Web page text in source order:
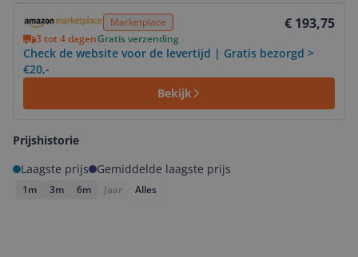
Marketplace € 193,75
3 tot 4 dagenGratis verzending
Check de website voor de levertijd | Gratis bezorgd >
€20,-
Bekijk
Prijshistorie
Laagste prijs
Gemiddelde laagste prijs
1m 3m 6m Jaar Alles